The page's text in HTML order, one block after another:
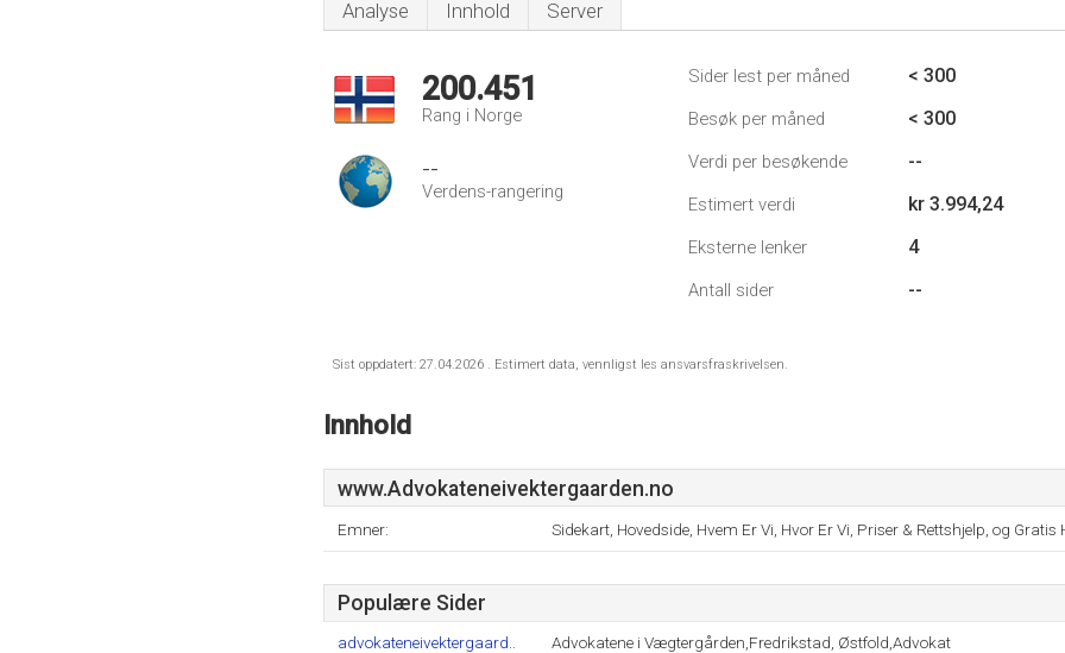
Analyse Innhold Server
200.451
Rang i Norge
--
Verdens-rangering
Sider lest per måned < 300
Besøk per måned < 300
Verdi per besøkende --
Estimert verdi kr 3.994,24
Eksterne lenker 4
Antall sider --
Sist oppdatert: 27.04.2026 . Estimert data, vennligst les ansvarsfraskrivelsen.
Innhold
www.Advokateneivektergaarden.no
Emner: Sidekart, Hovedside, Hvem Er Vi, Hvor Er Vi, Priser & Rettshjelp, og Gratis
Populære Sider
advokateneivektergaard.. Advokatene i Vægtergården,Fredrikstad, Østfold,Advokat